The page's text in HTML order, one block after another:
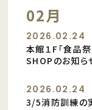
02月
2026.02.24
本館１F「食品
SHOPのお知ら
2026.02.24
3/5消防訓練の